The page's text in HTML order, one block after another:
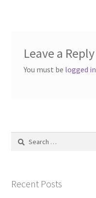
Leave a Reply
You must be logged in
Search
Recent Posts